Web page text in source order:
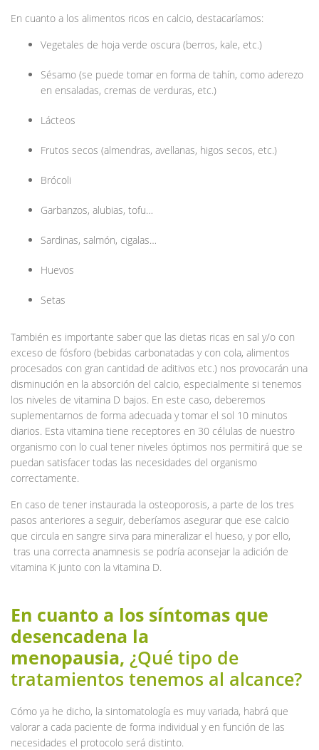
En cuanto a los alimentos ricos en calcio, destacaríamos:
Vegetales de hoja verde oscura (berros, kale, etc.)
Sésamo (se puede tomar en forma de tahín, como aderezo
en ensaladas, cremas de verduras, etc.)
Lácteos
Frutos secos (almendras, avellanas, higos secos, etc.)
Brócoli
Garbanzos, alubias, tofu…
Sardinas, salmón, cigalas…
Huevos
Setas
También es importante saber que las dietas ricas en sal y/o con
exceso de fósforo (bebidas carbonatadas y con cola, alimentos
procesados con gran cantidad de aditivos etc.) nos provocarán una
disminución en la absorción del calcio, especialmente si tenemos
los niveles de vitamina D bajos. En este caso, deberemos
suplementarnos de forma adecuada y tomar el sol 10 minutos
diarios. Esta vitamina tiene receptores en 30 células de nuestro
organismo con lo cual tener niveles óptimos nos permitirá que se
puedan satisfacer todas las necesidades del organismo
correctamente.
En caso de tener instaurada la osteoporosis, a parte de los tres
pasos anteriores a seguir, deberíamos asegurar que ese calcio
que circula en sangre sirva para mineralizar el hueso, y por ello,
tras una correcta anamnesis se podría aconsejar la adición de
vitamina K junto con la vitamina D.
En cuanto a los síntomas que
desencadena la
menopausia, ¿Qué tipo de
tratamientos tenemos al alcance?
Cómo ya he dicho, la sintomatología es muy variada, habrá que
valorar a cada paciente de forma individual y en función de las
necesidades el protocolo será distinto.